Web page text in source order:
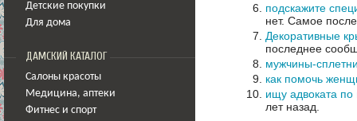
Детские покупки
Для дома
ДАМСКИЙ КАТАЛОГ
Салоны красоты
Медицина, аптеки
Фитнес и спорт
подскажите
нет. Самое
Декоративные
последнее
мужчины-
как помочь
ищу адвоката
лет назад.